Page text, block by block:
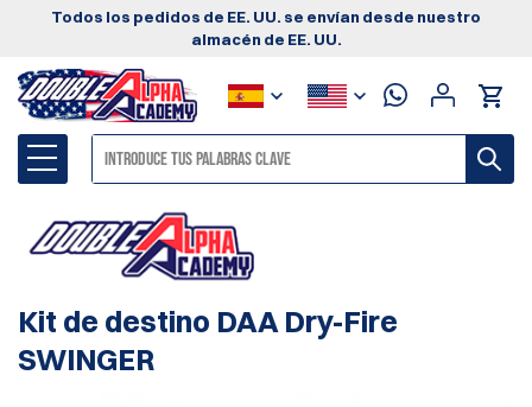
Todos los pedidos de EE. UU. se envían desde nuestro
almacén de EE. UU.
Kit de destino DAA Dry-Fire
SWINGER